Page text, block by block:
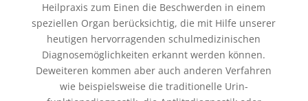
Heilpraxis zum Einen die Beschwerden in einem
speziellen Organ berücksichtig, die mit Hilfe unserer
heutigen hervorragenden schulmedizinischen
Diagnosemöglichkeiten erkannt werden können.
Deweiteren kommen aber auch anderen Verfahren
wie beispielsweise die traditionelle Urin-